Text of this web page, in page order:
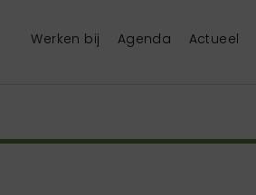
Werken bij Agenda Actueel